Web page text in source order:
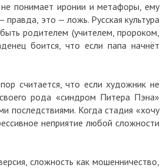
понимает иронии и метафоры, ему
это — ложь. Русская культура
родителем (учителем, пророком,
боится, что если папа начнёт
считается, что если художник не
рода «синдром Питера Пэна»
последствиями. Когда стадия «хочу
неприятие любой сложности
сложность как мошенничество,